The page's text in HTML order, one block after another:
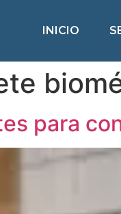
INICIO
para